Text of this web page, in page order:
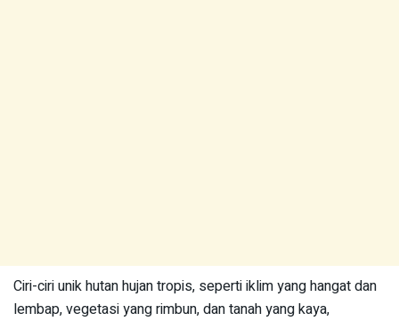
Ciri-ciri unik hutan hujan tropis, seperti iklim yang hangat dan
lembap, vegetasi yang rimbun, dan tanah yang kaya,